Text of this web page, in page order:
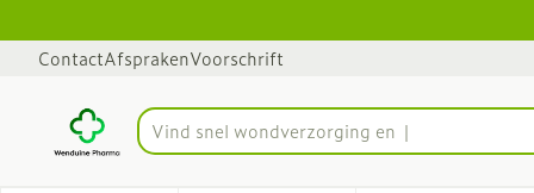
ContactAfsprakenVoorschrift
Product, merk, categorie...
Vind snel w